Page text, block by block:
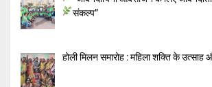
संकल्प”
होली मिलन समारोह : महिला शक्ति के